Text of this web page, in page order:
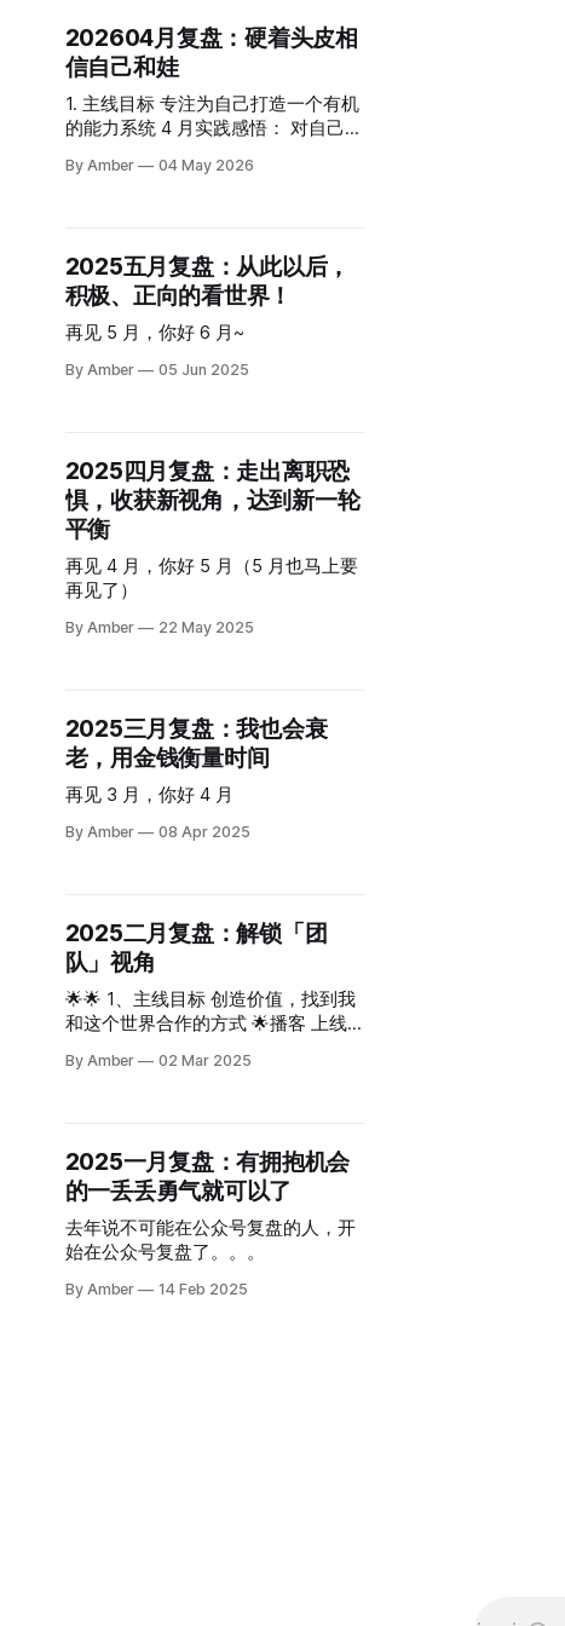
个系统的视角看待自己的工作和生
活。 系统的优化进进退退，但让我体
会到了协作共赢。 公众号：写了 17
篇文章 《2026 年 5 月文章一览》 令
人开心的不是重新开始写作，而是有
了固定写作的时间，还体会到了先发
散后收敛的快乐。 1. Good & New 工
击的感觉。 两方面都有一些小进展，
还额外体验到了一个新感受：把某些
工作仅仅当做任务，只保留 deadline
之前的几个小时，然后快速完成。
《2026W20: 任务≠以考促学，松弛感
get！
202604月复盘：硬着头皮相
信自己和娃
1. 主线目标 专注为自己打造一个有机
的能力系统 4 月实践感悟： 对自己诚
容创作 播客：采访了小陈，超级有收
自己 要不要花 369 给娃买魔杖没有
标准答案，但有答案 总想躲过麻烦，
却没想到错过的是一个游戏！
2026W14: 能力不足也可以出发，丰
俭由人 2026W11: 冲突与谈判
推进 这个月在工作上的推进算是一个
新起点。以前看待工作的时候，更多
关注的是开发技能，对组织本身的关
注比较少，
By Amber 04 May 2026
2025五月复盘：从此以后，
积极、正向的看世界！
再见 5 月，你好 6 月~
By Amber 05 Jun 2025
2025四月复盘：走出离职恐
惧，收获新视角，达到新一轮
平衡
再见 4 月，你好 5 月（5 月也马上要
再见了）
By Amber 22 May 2025
2025三月复盘：我也会衰
老，用金钱衡量时间
再见 3 月，你好 4 月
By Amber 08 Apr 2025
2025二月复盘：解锁「团
队」视角
🌟🌟 1、主线目标 创造价值，找到我
和这个世界合作的方式 🌟播客 上线了
温室，经历绝望之谷后开悟的故事很
应聘内容创作者，没想到面试官是
「知行小酒馆」的主播雨白，在面试
中还录了一期播客。跟她聊完，我发
现「先战后胜」真是超棒的策略，决
心要做一件事，然后坚定去做就行
啦！ ❤️ 和 Nicky 聊了中年男性困境，
By Amber 02 Mar 2025
2025一月复盘：有拥抱机会
的一丢丢勇气就可以了
去年说不可能在公众号复盘的人，开
始在公众号复盘了。。。
By Amber 14 Feb 2025